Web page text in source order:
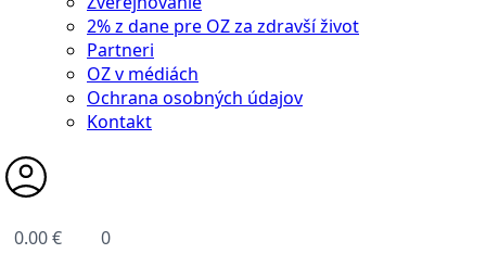
2% z dane pre OZ za zdravší život
Partneri
OZ v médiách
Ochrana osobných údajov
Kontakt
0.00€ 0